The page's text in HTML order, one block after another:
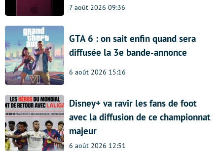
7 août 2026 09:36
GTA 6 : on sait enfin quand sera
diffusée la 3e bande-annonce
6 août 2026 15:16
Disney+ va ravir les fans de foot
avec la diffusion de ce championnat
majeur
6 août 2026 12:51